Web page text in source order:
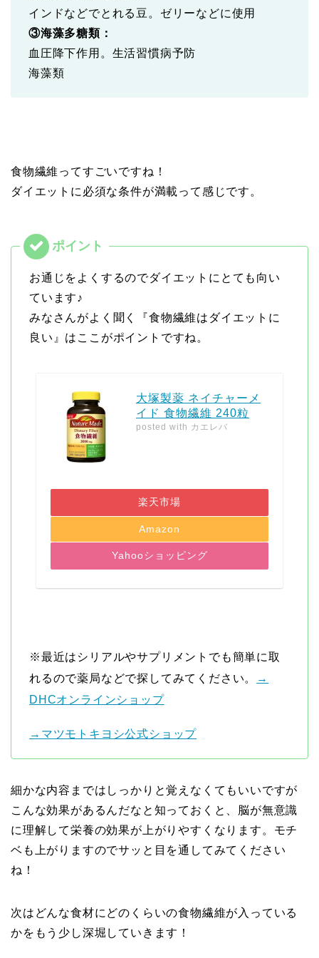
インドなどでとれる豆。ゼリーなどに使用
③海藻多糖類：
血圧降下作用。生活習慣病予防
海藻類
食物繊維ってすごいですね！
ダイエットに必須な条件が満載って感じです。
お通じをよくするのでダイエットにとても向い
ています♪
みなさんがよく聞く『食物繊維はダイエットに
良い』はここがポイントですね。
大塚製薬 ネイチャーメ
イド 食物繊維 240粒
posted with カエレバ
楽天市場
Amazon
Yahooショッピング
※最近はシリアルやサプリメントでも簡単に取
れるので薬局などで探してみてください。
→
DHCオンラインショップ
→マツモトキヨシ公式ショップ
細かな内容まではしっかりと覚えなくてもいいですが
こんな効果があるんだなと知っておくと、脳が無意識
に理解して栄養の効果が上がりやすくなります。モチ
ベも上がりますのでサッと目を通してみてください
ね！
次はどんな食材にどのくらいの食物繊維が入っている
かをもう少し深堀していきます！